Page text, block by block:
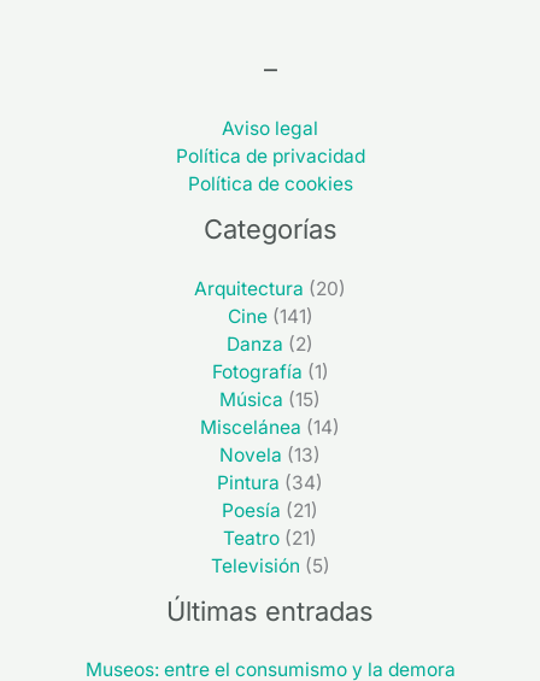
–
Aviso legal
Política de privacidad
Política de cookies
Categorías
Arquitectura (20)
Cine(141)
Danza (2)
Fotografía (1)
Música (15)
Miscelánea (14)
Novela (13)
Pintura (34)
Poesía (21)
Teatro (21)
Televisión (5)
Últimas entradas
Museos: entre el consumismo y la demora